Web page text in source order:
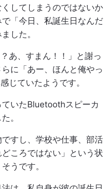
してしまうのではないか
「今日、私誕生日なんだ
した。
あ、すまん！！」と謝っ
に「あー、ほんと俺やっ
じていたようです。
いたBluetoothスピーカ
。
すし、学校や仕事、部活
ころではない」という状
うです。